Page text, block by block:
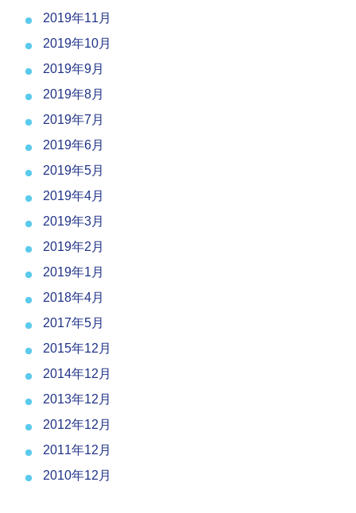
2019年11月
2019年10月
2019年9月
2019年8月
2019年7月
2019年6月
2019年5月
2019年4月
2019年3月
2019年2月
2019年1月
2018年4月
2017年5月
2015年12月
2014年12月
2013年12月
2012年12月
2011年12月
2010年12月